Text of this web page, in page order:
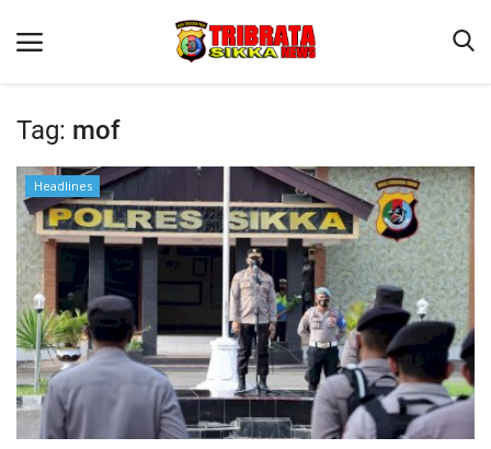
Beranda
Terms & Conditions
Reskrim
Binkam
Lantas
Polisi Kita
Giat Ops
Tag: mof
Headlines